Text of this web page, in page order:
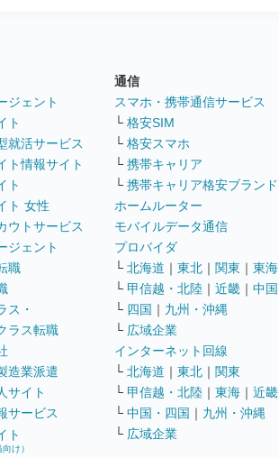
ジェント
ト
就活サービス
ト情報サイト
ト
ト 女性
ウトサービス
ジェント
職
ス・
ラス転職
造業派遣
サイト
サービス
ト
け）
通信
スマホ・携帯通信サービス
└ 格安SIM
└ 格安スマホ
└ 携帯キャリア
└ 携帯キャリア格安ブランド
ホームルーター
モバイルデータ通信
プロバイダ
└ 北海道 ｜ 東北 ｜ 関東 ｜ 東海
└ 甲信越・北陸 ｜ 近畿 ｜ 中国
└ 四国 ｜ 九州・沖縄
└ 広域企業
インターネット回線
└ 北海道 ｜ 東北 ｜ 関東
└ 甲信越・北陸 ｜ 東海 ｜ 近畿
└ 中国・四国 ｜ 九州・沖縄
└ 広域企業